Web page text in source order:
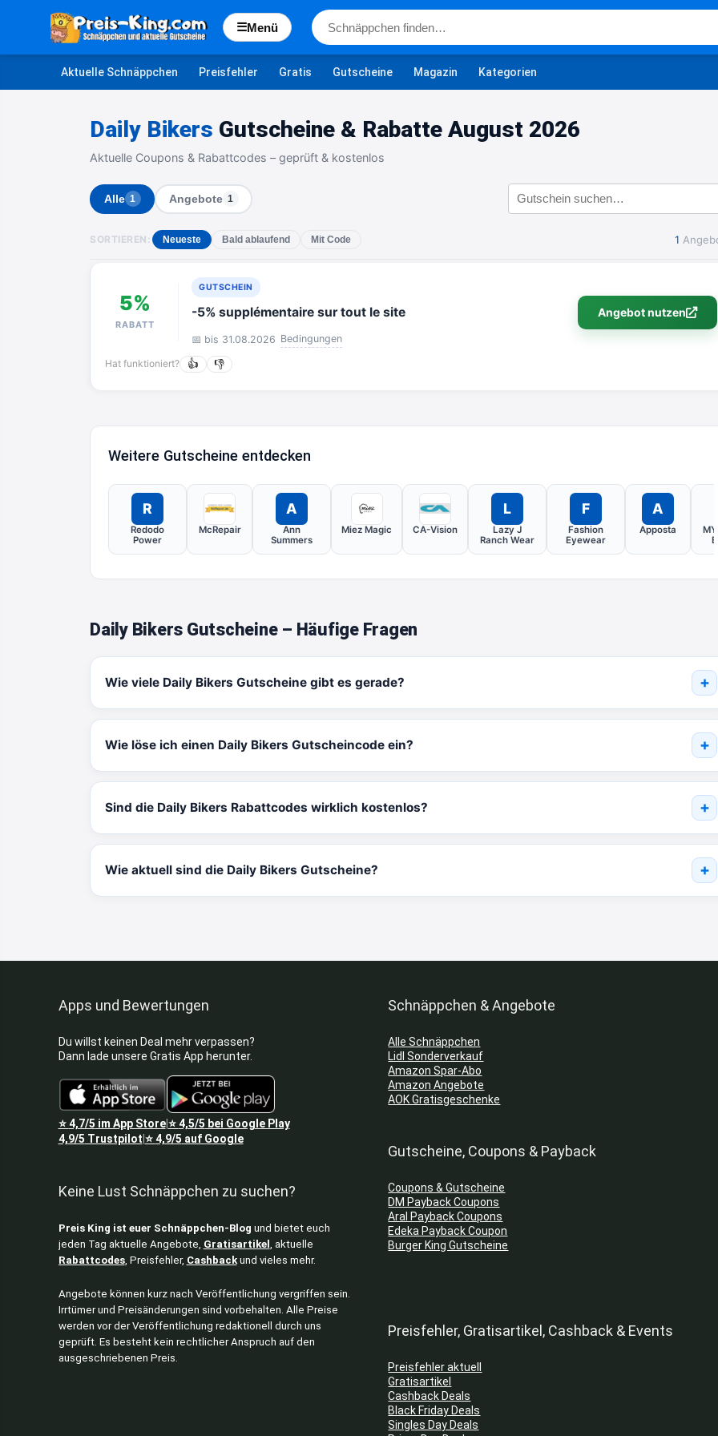
☰Menü
Aktuelle Schnäppchen Preisfehler Gratis Gutscheine Magazin Kategorien
Daily Bikers Gutscheine & Rabatte August 2026
Aktuelle Coupons & Rabattcodes – geprüft & kostenlos
Alle 1 Angebote 1
SORTIEREN: Neueste Bald ablaufend Mit Code 1
5%
RABATT
GUTSCHEIN
-5% supplémentaire sur tout le site
📅 bis 31.08.2026 Bedingungen
Angebot nutzen
Hat funktioniert? 👍 👎
Weitere Gutscheine entdecken
R
Redodo
Power
McRepair
A
Ann
Summers
Miez Magic CA-Vision
L
Lazy J
Ranch Wear
F
Fashion
Eyewear
A
Apposta
MY
Daily Bikers Gutscheine – Häufige Fragen
Wie viele Daily Bikers Gutscheine gibt es gerade?
Wie löse ich einen Daily Bikers Gutscheincode ein?
Sind die Daily Bikers Rabattcodes wirklich kostenlos?
Wie aktuell sind die Daily Bikers Gutscheine?
Apps und Bewertungen
Du willst keinen Deal mehr verpassen?
Dann lade unsere Gratis App herunter.
⭐4,7/5 im App Store|⭐4,5/5 bei Google Play
4,9/5 Trustpilot ⭐4,9/5 auf Google
Keine Lust Schnäppchen zu suchen?
Preis King ist euer Schnäppchen-Blog und bietet euch
jeden Tag aktuelle Angebote, Gratisartikel
, aktuelle
Rabattcodes, Preisfehler, Cashbackund vieles mehr.
Angebote können kurz nach Veröffentlichung vergriffen sein.
Irrtümer und Preisänderungen sind vorbehalten. Alle Preise
werden vor der Veröffentlichung redaktionell durch uns
geprüft. Es besteht kein rechtlicher Anspruch auf den
ausgeschriebenen Preis.
Schnäppchen & Angebote
Alle Schnäppchen
Lidl Sonderverkauf
Amazon Spar-Abo
Amazon Angebote
AOK Gratisgeschenke
Gutscheine, Coupons & Payback
Coupons & Gutscheine
DM Payback Coupons
Aral Payback Coupons
Edeka Payback Coupon
Burger King Gutscheine
Preisfehler, Gratisartikel, Cashback & Events
Preisfehler aktuell
Gratisartikel
Cashback Deals
Black Friday Deals
Singles Day Deals